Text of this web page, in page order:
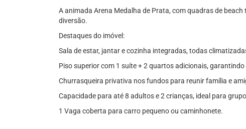
A animada Arena Medalha de Prata, com quadras de
diversão.
Destaques do imóvel:
Sala de estar, jantar e cozinha integradas, todas
Piso superior com 1 suíte + 2 quartos adicionais,
Churrasqueira privativa nos fundos para reunir família e
Capacidade para até 8 adultos e 2 crianças, ideal para
1 Vaga coberta para carro pequeno ou caminhonete.